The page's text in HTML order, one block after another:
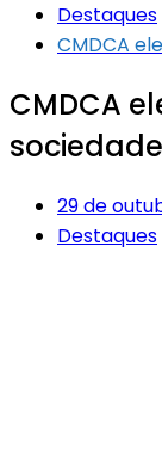
Destaques
CMDCA
CMDCA
29 de
Destaques